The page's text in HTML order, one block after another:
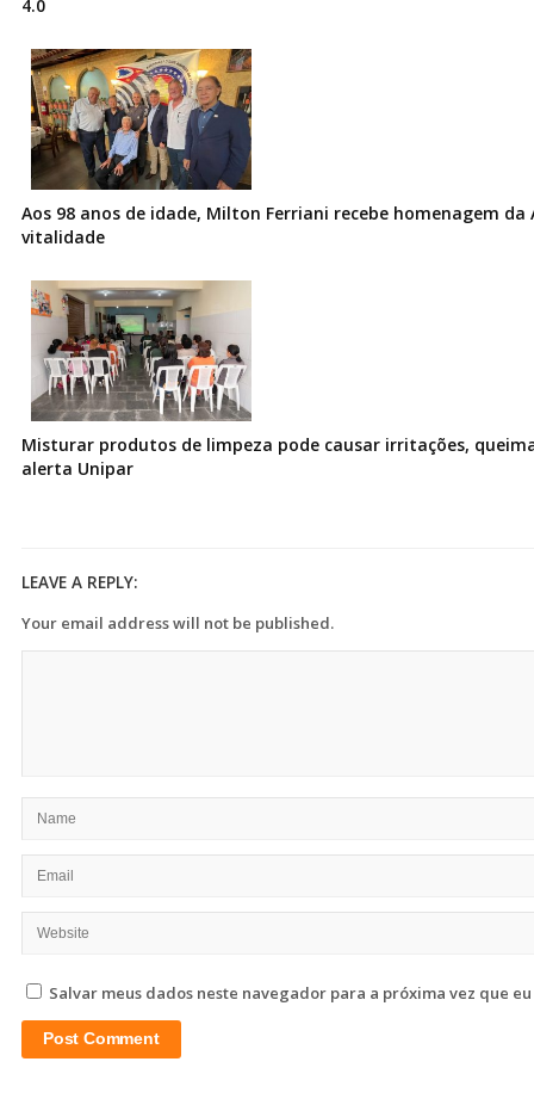
4.0
Aos 98 anos de idade, Milton Ferriani recebe homenagem da
vitalidade
Misturar produtos de limpeza pode causar irritações,
alerta Unipar
LEAVE A REPLY:
Your email address will not be published.
Salvar meus dados neste navegador para a próxima vez que